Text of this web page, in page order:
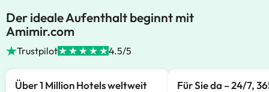
Der ideale Aufenthalt beginnt mit
Amimir.com
Trustpilot 4.5/5
Über 1 Million Hotels weltweit
Für Sie da – 24/7,